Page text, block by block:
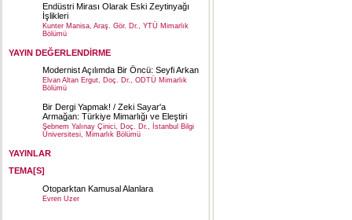
Endüstri Mirası Olarak Eski Zeytinyağı
İşlikleri
Kunter Manisa, Araş. Gör. Dr., YTÜ Mimarlık
Bölümü
YAYIN DEĞERLENDİRME
Modernist Açılımda Bir Öncü: Seyfi Arkan
Elvan Altan Ergut, Doç. Dr., ODTÜ Mimarlık
Bölümü
Bir Dergi Yapmak! / Zeki Sayar'a
Armağan: Türkiye Mimarlığı ve Eleştiri
Şebnem Yalınay Çinici, Doç. Dr., İstanbul Bilgi
Üniversitesi, Mimarlık Bölümü
YAYINLAR
TEMA[S]
Otoparktan Kamusal Alanlara
Evren Uzer